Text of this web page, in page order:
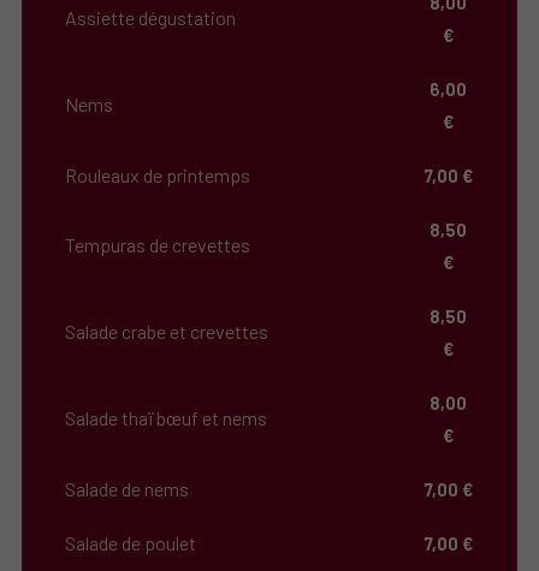
Assiette dégustation
€
Nems
6,00
€
Rouleaux de printemps 7,00 €
Tempuras de crevettes
8,50
€
Salade crabe et crevettes
8,50
€
Salade thaï bœuf et nems
8,00
€
Salade de nems 7,00 €
Salade de poulet 7,00 €